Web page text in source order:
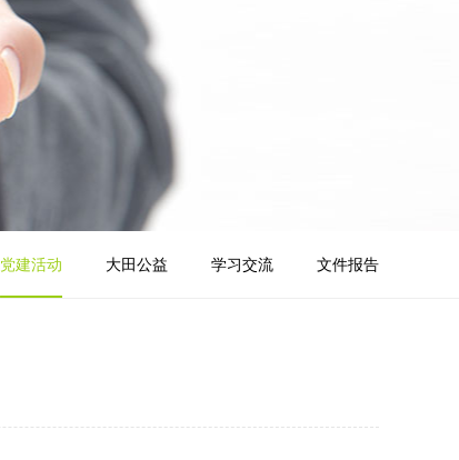
党建活动 大田公益 学习交流 文件报告